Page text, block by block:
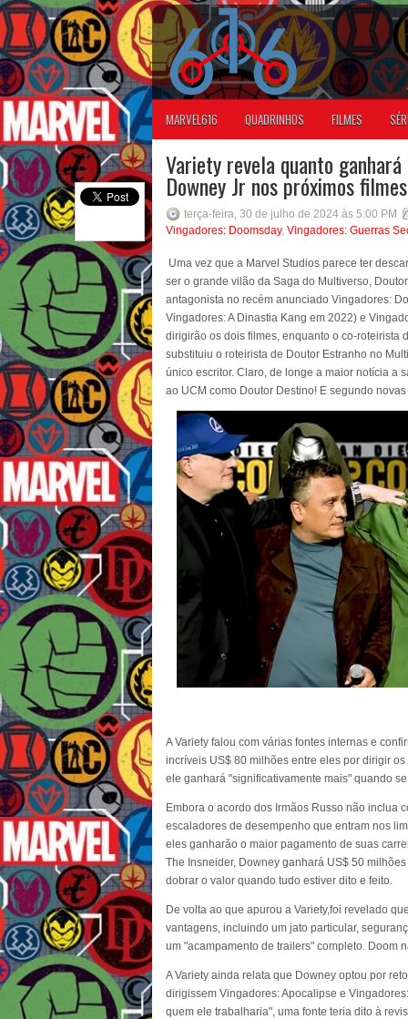
MARVEL616 QUADRINHOS FILMES
Variety revela quanto
Downey Jr nos próximos
terça-feira, 30 de julho de 2024 às 5:00 PM
Vingadores: Doomsday, Vingadores: Guerras
Uma vez que a Marvel Studios parece ter
ser o grande vilão da Saga do Multiverso,
antagonista no recém anunciado Vingadores:
Vingadores: A Dinastia Kang em 2022) e
dirigirão os dois filmes, enquanto o co-roteirista
substituiu o roteirista de Doutor Estranho no
único escritor. Claro, de longe a maior notícia a
ao UCM como Doutor Destino! E segundo
A Variety falou com várias fontes internas e
incríveis US$ 80 milhões entre eles por dirigir
ele ganhará "significativamente mais" quando
Embora o acordo dos Irmãos Russo não inclua
escaladores de desempenho que entram nos
eles ganharão o maior pagamento de suas
The Insneider, Downey ganhará US$ 50
dobrar o valor quando tudo estiver dito e feito.
De volta ao que apurou a Variety,foi revelado
vantagens, incluindo um jato particular,
um "acampamento de trailers" completo. Doom
A Variety ainda relata que Downey optou por
dirigissem Vingadores: Apocalipse e
quem ele trabalharia", uma fonte teria dito à